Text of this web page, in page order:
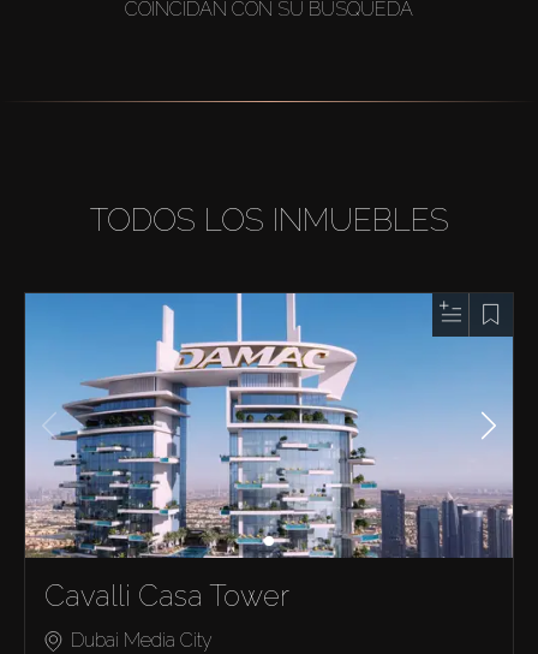
COINCIDAN CON SU BÚSQUEDA
TODOS LOS INMUEBLES
Cavalli Casa Tower
Dubai Media City